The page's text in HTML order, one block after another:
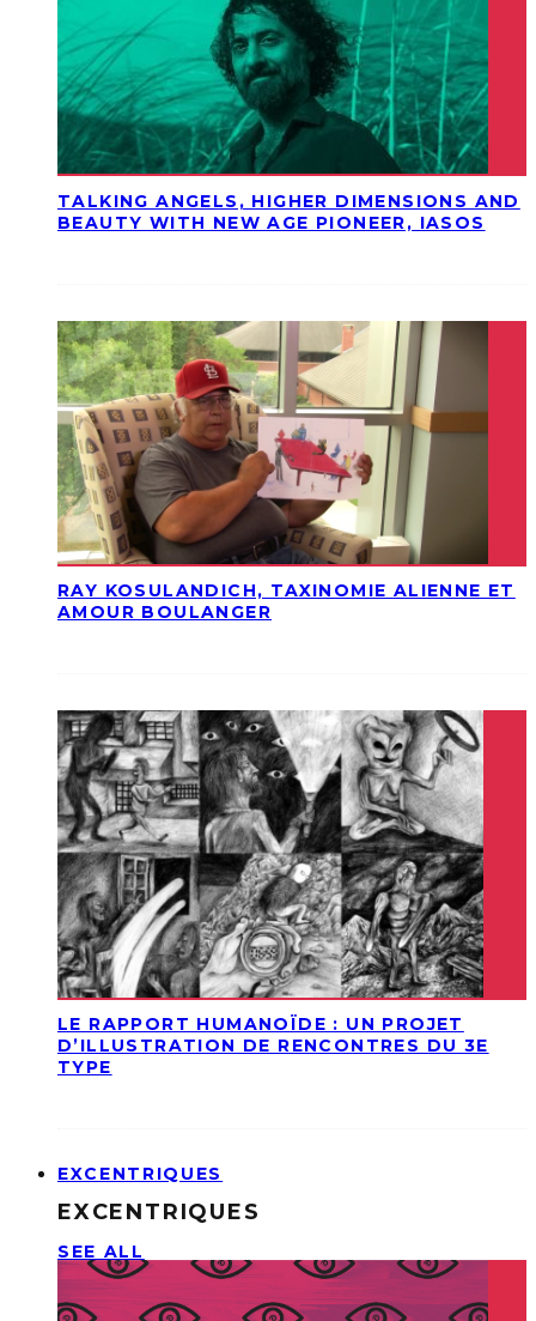
TALKING ANGELS, HIGHER DIMENSIONS AND
BEAUTY WITH NEW AGE PIONEER, IASOS
RAY KOSULANDICH, TAXINOMIE ALIENNE ET
AMOUR BOULANGER
LE RAPPORT HUMANOÏDE : UN PROJET
D’ILLUSTRATION DE RENCONTRES DU 3E
TYPE
EXCENTRIQUES
EXCENTRIQUES
SEE ALL